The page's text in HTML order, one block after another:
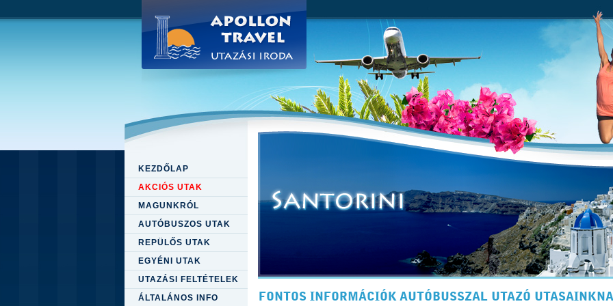
KEZDŐLAP
AKCIÓS UTAK
MAGUNKRÓL
AUTÓBUSZOS UTAK
REPÜLŐS UTAK
EGYÉNI UTAK
UTAZÁSI FELTÉTELEK
ÁLTALÁNOS INFO
FONTOS INFORMÁCIÓK AUTÓBUSSZAL UTAZÓ